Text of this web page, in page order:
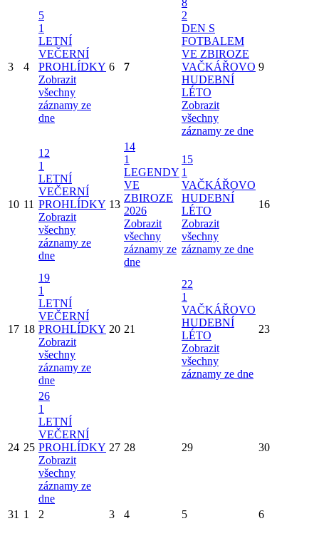
3 4
5
1
LETNÍ
VEČERNÍ
PROHLÍDKY
Zobrazit
všechny
záznamy ze
dne
6 7
2
DEN S
FOTBALEM
VE ZBIROZE
VAČKÁŘOVO
HUDEBNÍ
LÉTO
Zobrazit
všechny
záznamy ze dne
9
10 11
12
1
LETNÍ
VEČERNÍ
PROHLÍDKY
Zobrazit
všechny
záznamy ze
dne
13
14
1
LEGENDY
VE
ZBIROZE
2026
Zobrazit
všechny
záznamy ze
dne
15
1
VAČKÁŘOVO
HUDEBNÍ
LÉTO
Zobrazit
všechny
záznamy ze dne
16
17 18
19
1
LETNÍ
VEČERNÍ
PROHLÍDKY
Zobrazit
všechny
záznamy ze
dne
20 21
22
1
VAČKÁŘOVO
HUDEBNÍ
LÉTO
Zobrazit
všechny
záznamy ze dne
23
24 25
26
1
LETNÍ
VEČERNÍ
PROHLÍDKY
Zobrazit
všechny
záznamy ze
dne
27 28 29 30
31 1 2 3 4 5 6